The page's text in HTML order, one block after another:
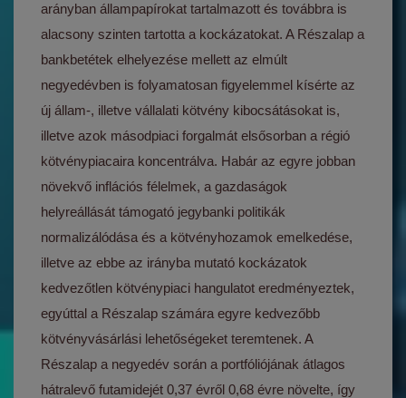
arányban állampapírokat tartalmazott és továbbra is
alacsony szinten tartotta a kockázatokat. A Részalap a
bankbetétek elhelyezése mellett az elmúlt
negyedévben is folyamatosan figyelemmel kísérte az
új állam-, illetve vállalati kötvény kibocsátásokat is,
illetve azok másodpiaci forgalmát elsősorban a régió
kötvénypiacaira koncentrálva. Habár az egyre jobban
növekvő inflációs félelmek, a gazdaságok
helyreállását támogató jegybanki politikák
normalizálódása és a kötvényhozamok emelkedése,
illetve az ebbe az irányba mutató kockázatok
kedvezőtlen kötvénypiaci hangulatot eredményeztek,
egyúttal a Részalap számára egyre kedvezőbb
kötvényvásárlási lehetőségeket teremtenek. A
Részalap a negyedév során a portfóliójának átlagos
hátralevő futamidejét 0,37 évről 0,68 évre növelte, így